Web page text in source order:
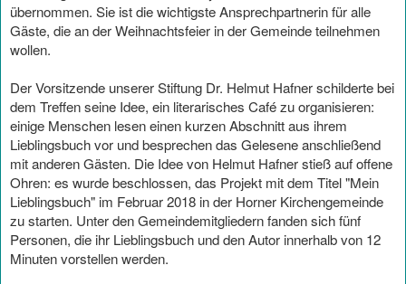
übernommen. Sie ist die wichtigste Ansprechpartnerin für alle
Gäste, die an der Weihnachtsfeier in der Gemeinde teilnehmen
wollen.
Der Vorsitzende unserer Stiftung Dr. Helmut Hafner schilderte bei
dem Treffen seine Idee, ein literarisches Café zu organisieren:
einige Menschen lesen einen kurzen Abschnitt aus ihrem
Lieblingsbuch vor und besprechen das Gelesene anschließend
mit anderen Gästen. Die Idee von Helmut Hafner stieß auf offene
Ohren: es wurde beschlossen, das Projekt mit dem Titel "Mein
Lieblingsbuch" im Februar 2018 in der Horner Kirchengemeinde
zu starten. Unter den Gemeindemitgliedern fanden sich fünf
Personen, die ihr Lieblingsbuch und den Autor innerhalb von 12
Minuten vorstellen werden.